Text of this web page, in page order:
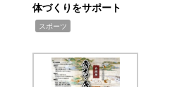
体づくりをサポート
スポーツ